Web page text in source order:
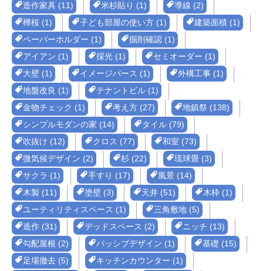
造作家具 (11)
米杉貼り (1)
導線 (2)
樺桜 (1)
子ども部屋の使い方 (1)
建築面積 (1)
ペーパーホルダー (1)
掘削確認 (1)
アイアン (1)
採光 (1)
セミオーダー (1)
大壁 (1)
イメージパース (1)
外構工事 (1)
地盤改良 (1)
テナントビル (1)
金物チェック (1)
考え方 (27)
地鎮祭 (138)
シンプルモダンの家 (14)
タイル (79)
吹抜け (12)
クロス (77)
和室 (73)
微気候デザイン (2)
杉 (22)
琉球畳 (3)
サクラ (1)
手すり (17)
風景 (14)
木製 (11)
塗壁 (3) 天井 (51)
木枠 (1)
ユーティリティスペース (1)
三角敷地 (5)
造作 (31)
デッドスペース (2)
ニッチ (13)
勾配屋根 (2)
パッシブデザイン (1)
基礎 (15)
足場撤去 (5)
キッチンカウンター (1)